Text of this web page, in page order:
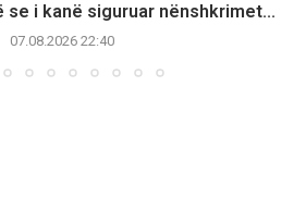
se i kanë siguruar nënshkrimet...
07.08.2026 22:40